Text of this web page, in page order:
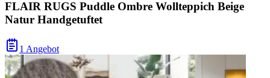
FLAIR RUGS Puddle Ombre Wollteppich Beige
Natur Handgetuftet
1 Angebot